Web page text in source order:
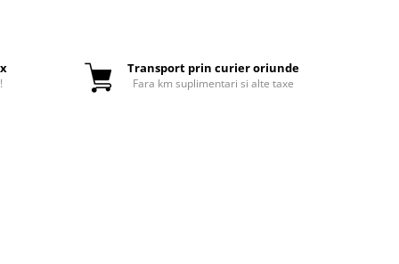
Transport prin curier oriunde
Fara km suplimentari si alte taxe